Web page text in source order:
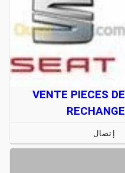
VENTE PIECES DE
RECHANGE
إتصال